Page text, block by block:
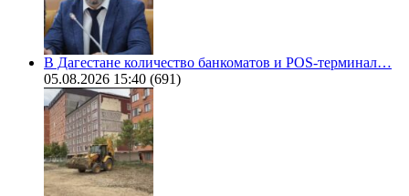
В Дагестане количество банкоматов и POS-терминал…
05.08.2026 15:40 (691)